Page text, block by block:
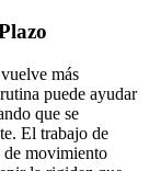
más
puede ayudar
que se
El trabajo de
de movimiento